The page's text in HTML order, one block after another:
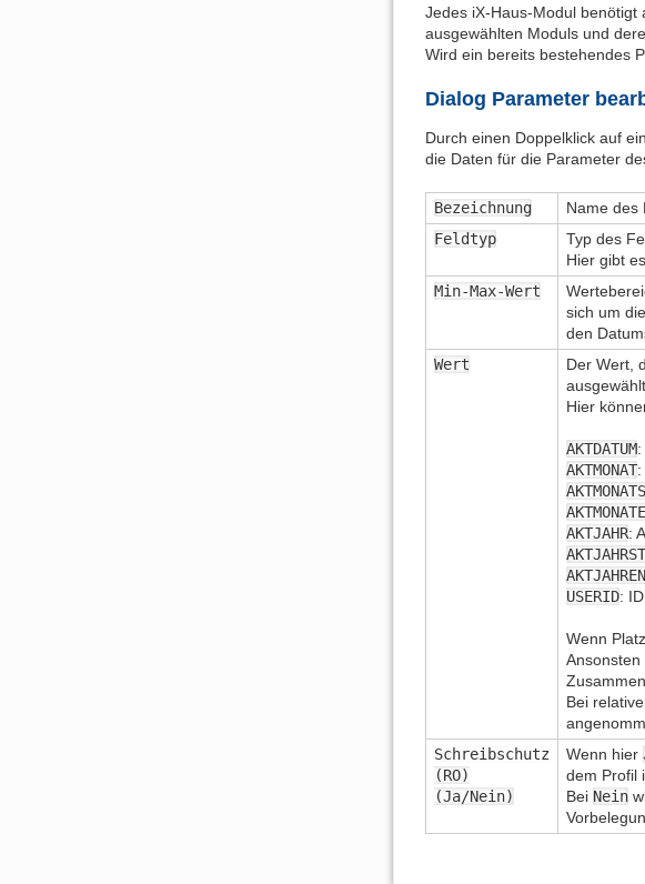
Jedes iX-Haus-Modul
ausgewählten Moduls und
Wird ein bereits bestehendes
Dialog Parameter
Durch einen Doppelklick auf
die Daten für die Parameter
Bezeichnung
Name des
Feldtyp
Typ des
Hier gibt
Min-Max-Wert
sich um
den
Wert
Der Wert,
Hier
AKTDATUM:
AKTMONAT:
AKTJAHR:
USERID:
Wenn
Ansonsten
Bei
Schreibschutz
(RO)
(Ja/Nein)
Wenn hier
dem Profil
Bei Nein